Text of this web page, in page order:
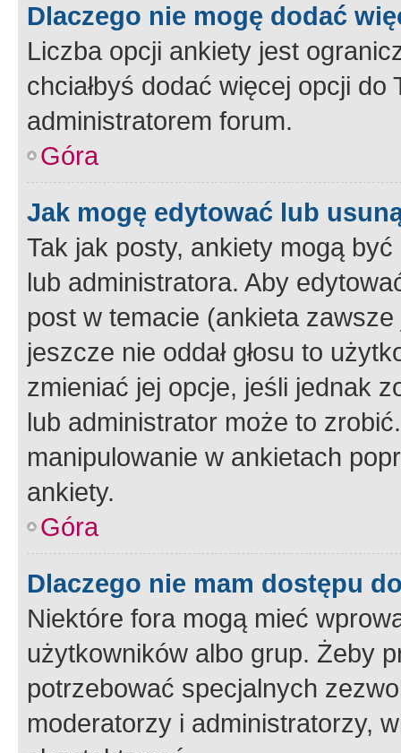
Dlaczego nie mogę dodać
Liczba opcji ankiety jest
chciałbyś dodać więcej opcji
administratorem forum.
Góra
Jak mogę edytować lub
Tak jak posty, ankiety mogą
lub administratora. Aby
post w temacie (ankieta
jeszcze nie oddał głosu to
zmieniać jej opcje, jeśli jednak
lub administrator może to
manipulowanie w ankietach
ankiety.
Góra
Dlaczego nie mam dostępu
Niektóre fora mogą mieć
użytkowników albo grup. Żeby
potrzebować specjalnych
moderatorzy i administratorzy,